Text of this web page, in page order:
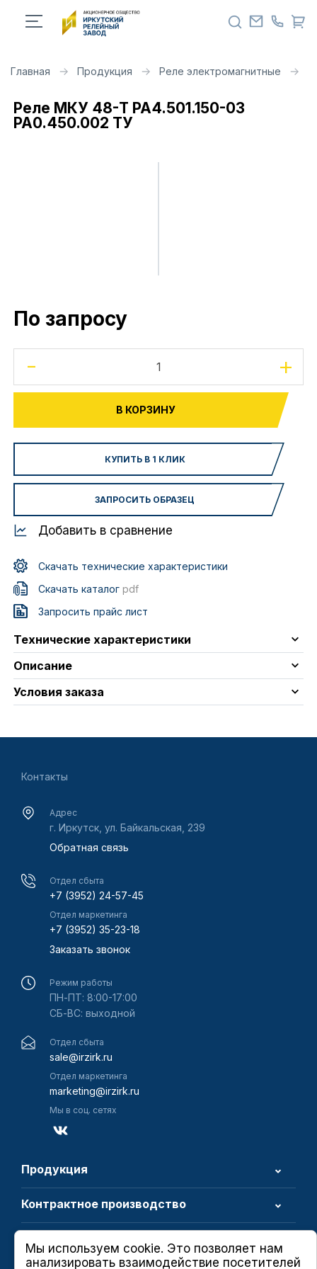
Главная Продукция Реле электромагнитные
Реле МКУ 48-Т РА4.501.150-03
РА0.450.002 ТУ
По запросу
- +
В КОРЗИНУ
КУПИТЬ В 1 КЛИК
ЗАПРОСИТЬ ОБРАЗЕЦ
Добавить в сравнение
Скачать технические характеристики
Скачать каталогpdf
Запросить прайс лист
Технические характеристики
Описание
Условия заказа
Контакты
Адрес
г. Иркутск, ул. Байкальская, 239
Обратная связь
Отдел сбыта
+7 (3952) 24-57-45
Отдел маркетинга
+7 (3952) 35-23-18
Заказать звонок
Режим работы
ПН-ПТ: 8:00-17:00
СБ-ВС: выходной
Отдел сбыта
sale@irzirk.ru
Отдел маркетинга
marketing@irzirk.ru
Мы в соц. сетях
Продукция
Контрактное производство
Мы используем cookie. Это позволяет нам
анализировать взаимодействие посетителей